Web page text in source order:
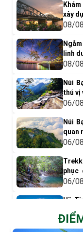
xây
08/
linh
08/
Núi
thú vị
06/
Núi
quan
06/
phục
nước
06/
Hồ
và
06/